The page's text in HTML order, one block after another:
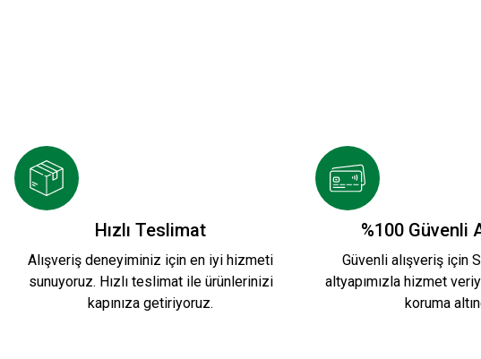
2.000,00 TL
HUMMEL LINE FUNCTIONAL POLO K.
1.299,90 TL
HUMMEL
1.299,90 TL
Hızlı Teslimat
Alışveriş deneyiminiz için en iyi hizmeti
sunuyoruz. Hızlı teslimat ile ürünlerinizi
kapınıza getiriyoruz.
%100 Güvenli
Güvenli alışveriş için
altyapımızla hizmet
koruma